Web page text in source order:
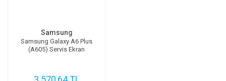
Samsung
Samsung Galaxy A6 Plus
(A605) Servis Ekran